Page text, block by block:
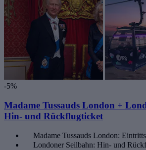
-5%
Madame Tussauds London +
Hin- und Rückflugticket
Madame Tussauds London:
Londoner Seilbahn: Hin- und